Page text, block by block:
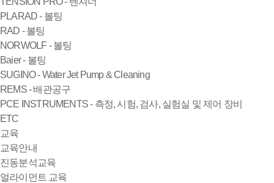
PLARAD - 볼팅
RAD - 볼팅
NORWOLF - 볼팅
Baier - 볼팅
SUGINO - Water Jet Pump & Cleaning
REMS - 배관공구
PCE INSTRUMENTS - 측정, 시험, 검사, 실험실 및 제어 장비
ETC
교육
교육안내
진동분석교육
얼라이먼트 교육